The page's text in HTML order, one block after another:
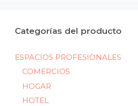
Categorías del producto
ESPACIOS PROFESIONALES
COMERCIOS
HOGAR
HOTEL